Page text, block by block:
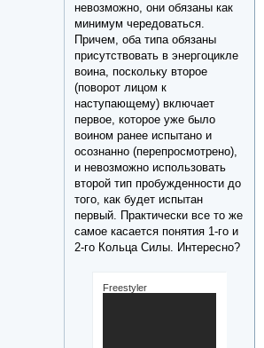
невозможно, они обязаны как
минимум чередоваться.
Причем, оба типа обязаны
присутствовать в энергоцикле
воина, поскольку второе
(поворот лицом к
наступающему) включает
первое, которое уже было
воином ранее испытано и
осознанно (перепросмотрено),
и невозможно использовать
второй тип пробужденности до
того, как будет испытан
первый. Практически все то же
самое касается понятия 1-го и
2-го Кольца Силы. Интересно?
Freestyler